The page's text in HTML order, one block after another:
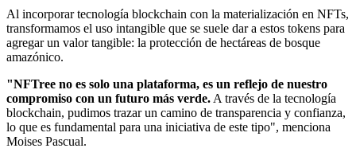
Al incorporar tecnología blockchain con la materialización en NFTs,
transformamos el uso intangible que se suele dar a estos tokens para
agregar un valor tangible: la protección de hectáreas de bosque
amazónico.
"NFTree no es solo una plataforma, es un reflejo de nuestro
compromiso con un futuro más verde. A través de la tecnología
blockchain, pudimos trazar un camino de transparencia y confianza,
lo que es fundamental para una iniciativa de este tipo", menciona
Moises Pascual.